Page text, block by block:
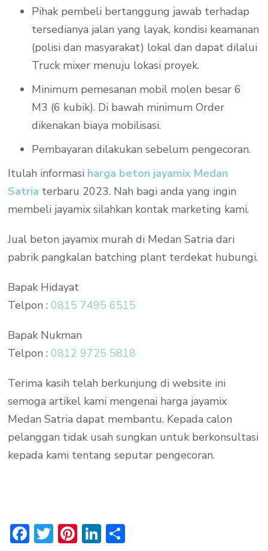
Pihak pembeli bertanggung jawab terhadap
tersedianya jalan yang layak, kondisi keamanan
(polisi dan masyarakat) lokal dan dapat dilalui
Truck mixer menuju lokasi proyek.
Minimum pemesanan mobil molen besar 6
M3 (6 kubik). Di bawah minimum Order
dikenakan biaya mobilisasi.
Pembayaran dilakukan sebelum pengecoran.
Itulah informasi harga beton jayamix Medan
Satria terbaru 2023. Nah bagi anda yang ingin
membeli jayamix silahkan kontak marketing kami.
Jual beton jayamix murah di Medan Satria dari
pabrik pangkalan batching plant terdekat hubungi.
Bapak Hidayat
Telpon :0815 7495 6515
Bapak Nukman
Telpon :0812 9725 5818
Terima kasih telah berkunjung di website ini
semoga artikel kami mengenai harga jayamix
Medan Satria dapat membantu. Kepada calon
pelanggan tidak usah sungkan untuk berkonsultasi
kepada kami tentang seputar pengecoran.
Facebook
Twitter
Pinterest
LinkedIn